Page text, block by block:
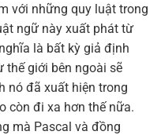
với những quy luật trong
ngữ này xuất phát từ
là bất kỳ giả định
thế giới bên ngoài sẽ
nó đã xuất hiện trong
còn đi xa hơn thế nữa.
mà Pascal và đồng